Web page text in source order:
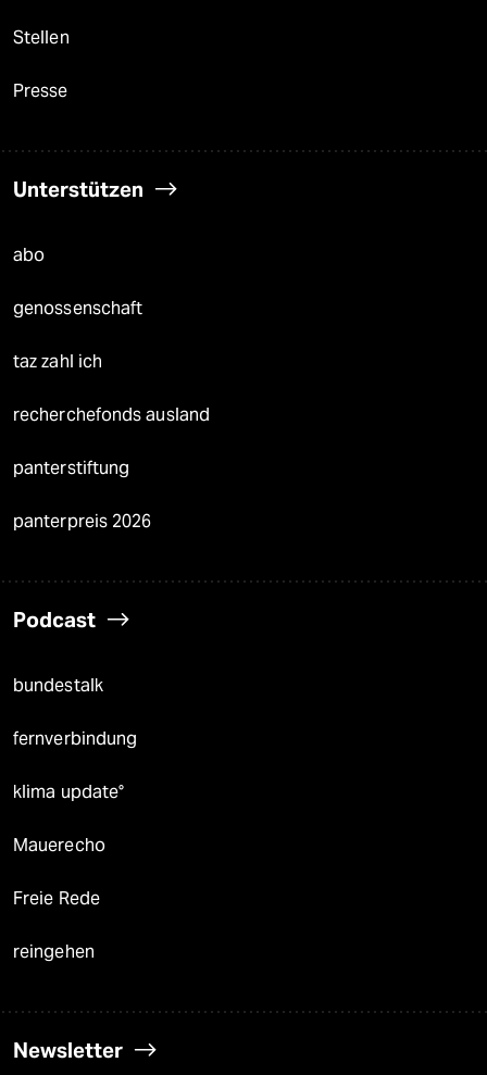
Stellen
Presse
Unterstützen
abo
genossenschaft
taz zahl ich
recherchefonds ausland
panterstiftung
panterpreis 2026
Podcast
bundestalk
fernverbindung
klima update°
Mauerecho
Freie Rede
reingehen
Newsletter